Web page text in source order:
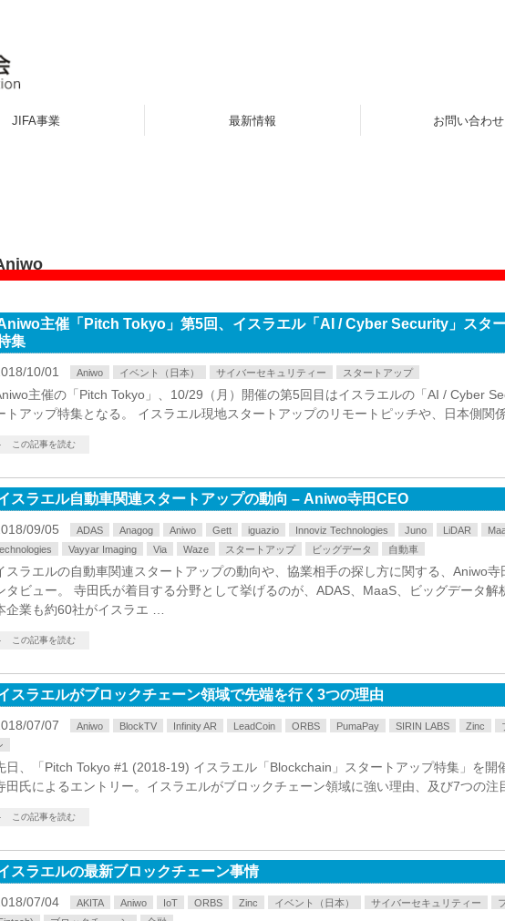
JIFA事業 最新情報 お問い合わせ
主催「Pitch Tokyo」第5回、イスラエル「AI / Cyber Security」スタ
集
10/01 Aniwo イベント（日本） サイバーセキュリティー スタートアップ
主催の「Pitch Tokyo」、10/29（月）開催の第5回目はイスラエルの「AI / Cyber
トアップ特集となる。 イスラエル現地スタートアップのリモートピッチや、日本側関
この記事を読む
スラエル自動車関連スタートアップの動向 – Aniwo寺田CEO
09/05 ADAS Anagog Aniwo Gett iguazio Innoviz Technologies Juno LiDAR
Vayyar Imaging Via Waze スタートアップ ビッグデータ 自動車
スラエルの自動車関連スタートアップの動向や、協業相手の探し方に関する、Aniwo寺
タビュー。 寺田氏が着目する分野として挙げるのが、ADAS、MaaS、ビッグデータ解
企業も約60社がイスラエ …
この記事を読む
スラエルがブロックチェーン領域で先端を行く3つの理由
07/07 Aniwo BlockTV Infinity AR LeadCoin ORBS PumaPay SIRIN LABS Zinc
日、「Pitch Tokyo #1 (2018-19) イスラエル「Blockchain」スタートアップ特集」を開
田氏によるエントリー。イスラエルがブロックチェーン領域に強い理由、及び7つの注
この記事を読む
スラエルの最新ブロックチェーン事情
07/04 AKITA Aniwo IoT ORBS Zinc イベント（日本） サイバーセキュリティー